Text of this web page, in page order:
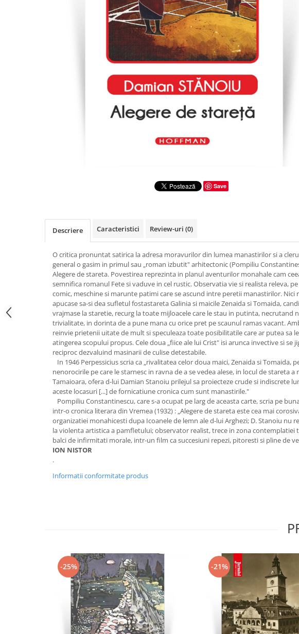
Save
Descriere Caracteristici Review-uri (0)
O critica pronuntat satirica la adresa moravurilor din lumea manastirilor si a
general o gasim in primul sau „roman izbutit" arhitectonic (Pompiliu
Alegere de stareta. Povestirea reprezinta in planul aventurilor monahale cam
semnifica romanul Fete si vaduve in cel rustic. Observatia vie si realista releva,
comic, meschine si marunte patimi care se ascund intre peretii manastirilor. Nici
apucase sa-si dea sufletul fostastareta Galinia si maicile Zenaida si Tomaida,
vrajmase la staretie, recurg la toate mijloacele care le stau in putinta, necrutand
trivialitate, in dorinta de a pune mana cu orice pret pe scaunul ramas vacant.
reinvie prietenii uitate de mult si speculeaza toate posibilitatile care ar putea sa
atingerea scopului propus. Cele doua „fiice ale lui Crist" isi arunca invective si se
reciproc dezvaluind masinarii de culise detestabile.
In 1946 Perpessicius scria ca „rivalitatea celor doua maici, Zenaida si Tomaida,
nenorocirile pe care le starnesc in ravna de a se vedea alese, in locul de stareta a
Tamaioara, ofera d-lui Damian Stanoiu prilejul sa proiecteze crude si indiscrete
aceste locasuri [...] de fornicatiune cronica cum sunt manastirile."
Pompiliu Constantinescu, care s-a ocupat pe larg de aceasta carte, scria pe
intr-o cronica literara din Vremea (1932) : „Alegere de stareta este cea mai
organizatiei monahicesti dupa Icoanele de lemn ale d-lui Arghezi; D. Stanoiu nu
la violenta artistica a pamfletului; observator realist, trece in zona contemplatiei
balci de infirmitati morale, intr-un film ca succesiuni repezi, pitoresti si pline de
ION NISTOR
.
Informatii conformitate produs
-25% -21%